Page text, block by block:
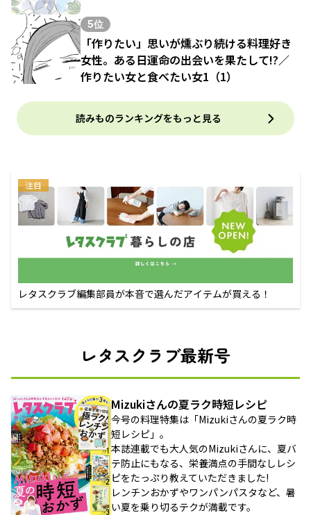
5位
「作りたい」思いが燻ぶり続ける料理好き
女性。ある日運命の出会いを果たして!?／
作りたい女と食べたい女1（1）
読みものランキングをもっと見る
注目
レタスクラブ編集部員が本音で選んだアイテムが買える！
レタスクラブ最新号
Mizukiさんの夏ラク時短レシピ
今号の料理特集は「Mizukiさんの夏ラク時
短レシピ」。
本誌連載でも大人気のMizukiさんに、夏バ
テ防止にもなる、栄養満点の手間なしレシ
ピをたっぷり教えていただきました!
レンチンおかずやワンパンパスタなど、暑
い夏を乗り切るテクが満載です。